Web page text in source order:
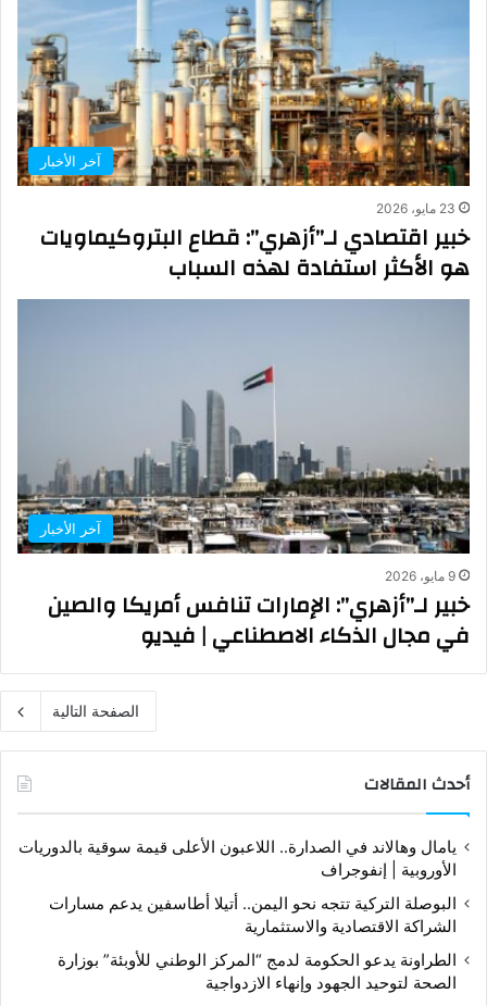
آخر الأخبار
23 مايو، 2026
خبير اقتصادي لـ”أزهري”: قطاع البتروكيماويات
هو الأكثر استفادة لهذه السباب
آخر الأخبار
9 مايو، 2026
خبير لـ”أزهري”: الإمارات تنافس أمريكا والصين
في مجال الذكاء الاصطناعي | فيديو
الصفحة التالية
أحدث المقالات
يامال وهالاند في الصدارة.. اللاعبون الأعلى قيمة سوقية بالدوريات
الأوروبية | إنفوجراف
البوصلة التركية تتجه نحو اليمن.. أتيلا أطاسفين يدعم مسارات
الشراكة الاقتصادية والاستثمارية
الطراونة يدعو الحكومة لدمج “المركز الوطني للأوبئة” بوزارة
الصحة لتوحيد الجهود وإنهاء الازدواجية